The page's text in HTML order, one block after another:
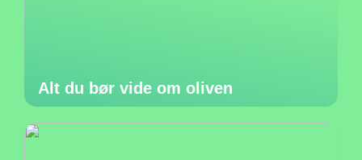
Alt du bør vide om oliven